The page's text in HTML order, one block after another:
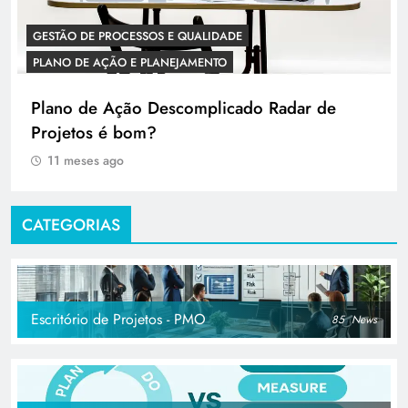
GESTÃO DE PROCESSOS E QUALIDADE
PLANO DE AÇÃO E PLANEJAMENTO
Plano de Ação Descomplicado Radar de
Projetos é bom?
11 meses ago
CATEGORIAS
Escritório de Projetos - PMO 85 News